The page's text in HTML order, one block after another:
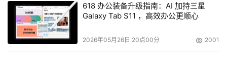
618 办公装备升级指南：AI 加持三星
Galaxy Tab S11 ，高效办公更顺心
2026年05月26日 20点00分 2001